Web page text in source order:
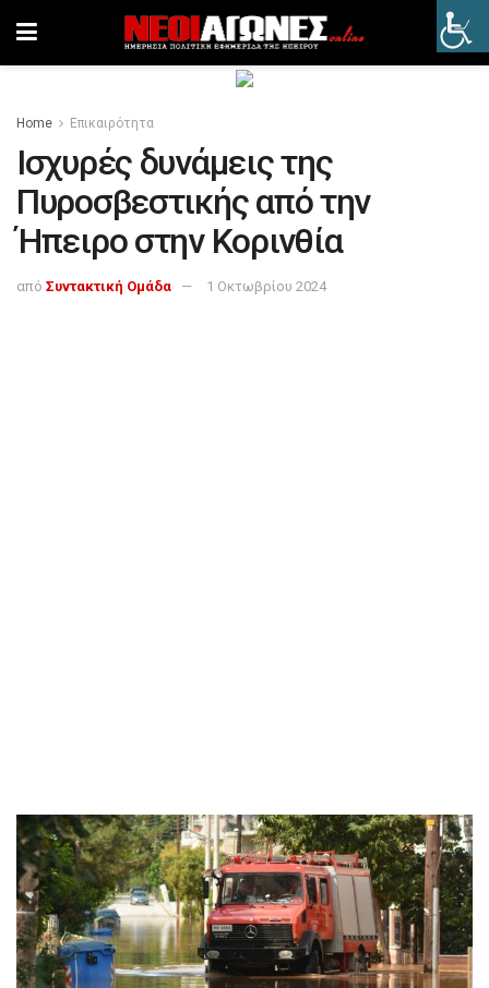
Home Επικαιρότητα
Ισχυρές δυνάμεις της
Πυροσβεστικής από την
Ήπειρο στην Κορινθία
από Συντακτική Ομάδα 1 Οκτωβρίου 2024